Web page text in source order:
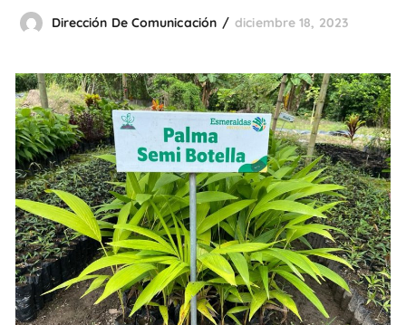
Dirección De Comunicación diciembre 18, 2023